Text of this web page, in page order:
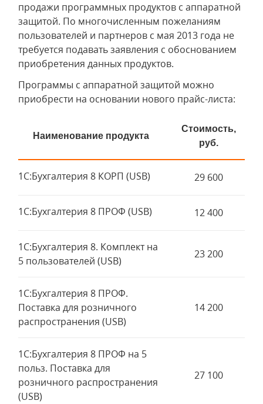
продажи программных продуктов с аппаратной
защитой. По многочисленным пожеланиям
пользователей и партнеров с мая 2013 года не
требуется подавать заявления с обоснованием
приобретения данных продуктов.
Программы с аппаратной защитой можно
приобрести на основании нового прайс-листа:
Наименование продукта
Стоимость,
руб.
1С:Бухгалтерия 8 КОРП (USB) 29 600
1С:Бухгалтерия 8 ПРОФ (USB) 12 400
1С:Бухгалтерия 8. Комплект на
5 пользователей (USB)
23 200
1С:Бухгалтерия 8 ПРОФ.
Поставка для розничного
распространения (USB)
14 200
1С:Бухгалтерия 8 ПРОФ на 5
польз. Поставка для
розничного распространения
(USB)
27 100